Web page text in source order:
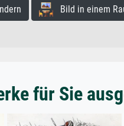
Bild in einem
für Sie